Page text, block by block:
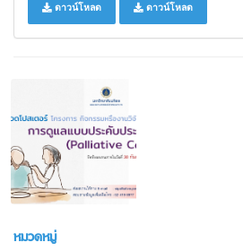
ดาวน์โหลด ดาวน์โหลด
หมวดหมู่